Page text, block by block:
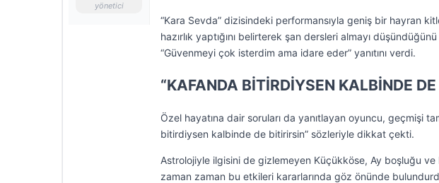
yönetici
“Kara Sevda” dizisindeki performansıyla geniş bir hayran
hazırlık yaptığını belirterek şan dersleri almayı
“Güvenmeyi çok isterdim ama idare eder” yanıtını verdi.
“KAFANDA BİTİRDİYSEN KALBİNDE
Özel hayatına dair soruları da yanıtlayan oyuncu, geçmişi
bitirdiysen kalbinde de bitirirsin” sözleriyle dikkat çekti.
Astrolojiyle ilgisini de gizlemeyen Küçükköse, Ay boşluğu
zaman zaman bu etkileri kararlarında göz önünde